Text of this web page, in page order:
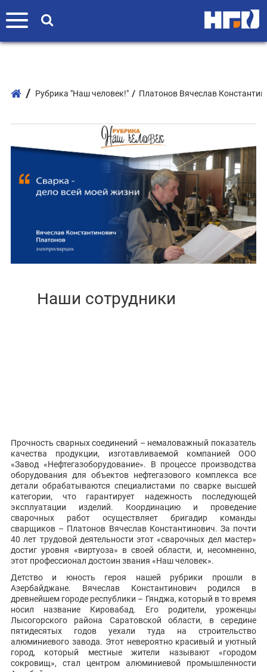
Рубрика "Наш человек!" Платонов Вячеслав
Прочность сварных соединений – немаловажный показатель
качества продукции, изготавливаемой компанией ООО
«Завод «Нефтегазоборудование». В процессе производства
оборудования для объектов нефтегазового комплекса все
детали обрабатываются специалистами по сварке высшей
категории, что гарантирует надежность последующей
эксплуатации изделий. Координацию и проведение
сварочных работ осуществляет бригадир команды
сварщиков – Платонов Вячеслав Константинович. За почти
40 лет трудовой деятельности этот «сварочных дел мастер»
достиг уровня «виртуоза» в своей области, и, несомненно,
этот профессионал достоин звания «Наш человек».
Детство и юность героя нашей рубрики прошли в
Азербайджане. Вячеслав Константинович родился в
древнейшем городе республики – Гянджа, который в то время
носил название Кировабад. Его родители, уроженцы
Лысогорского района Саратовской области, в середине
пятидесятых годов уехали туда на строительство
алюминиевого завода. Этот невероятно красивый и уютный
город, который местные жители называют «городом
сокровищ», стал центром алюминиевой промышленности